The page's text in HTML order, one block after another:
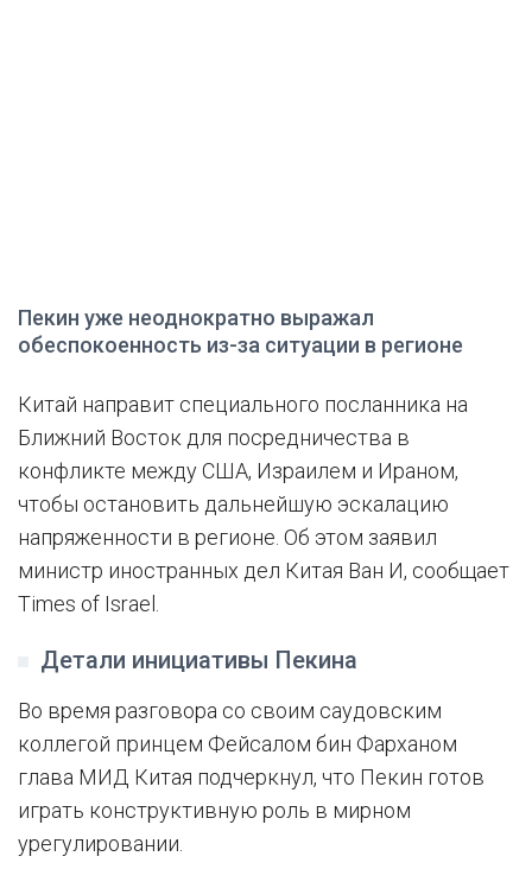
Пекин уже неоднократно выражал
обеспокоенность из-за ситуации в регионе
Китай направит специального посланника на
Ближний Восток для посредничества в
конфликте между США, Израилем и Ираном,
чтобы остановить дальнейшую эскалацию
напряженности в регионе. Об этом заявил
министр иностранных дел Китая Ван И, сообщает
Times of Israel.
Детали инициативы Пекина
Во время разговора со своим саудовским
коллегой принцем Фейсалом бин Фарханом
глава МИД Китая подчеркнул, что Пекин готов
играть конструктивную роль в мирном
урегулировании.